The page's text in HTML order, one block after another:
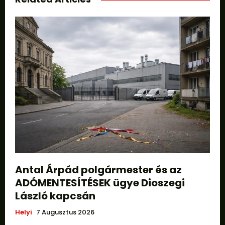
Antal Árpád polgármester és az
ADÓMENTESÍTÉSEK ügye Dioszegi
László kapcsán
Helyi 7 Augusztus 2026